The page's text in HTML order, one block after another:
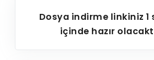
Dosya indirme linkiniz1
içinde hazır